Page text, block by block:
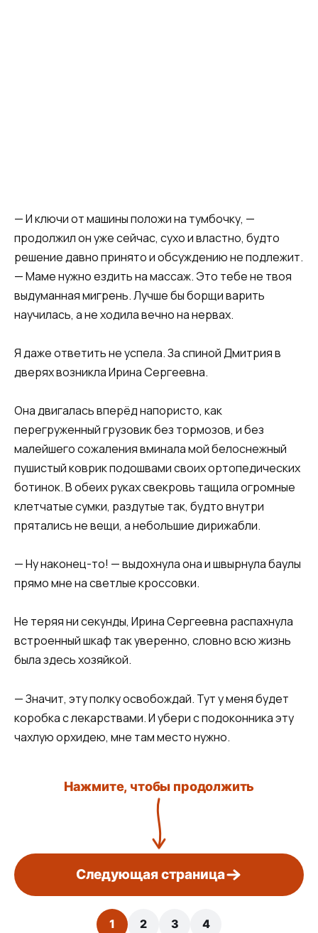
— И ключи от машины положи на тумбочку, —
продолжил он уже сейчас, сухо и властно, будто
решение давно принято и обсуждению не подлежит.
— Маме нужно ездить на массаж. Это тебе не твоя
выдуманная мигрень. Лучше бы борщи варить
научилась, а не ходила вечно на нервах.
Я даже ответить не успела. За спиной Дмитрия в
дверях возникла Ирина Сергеевна.
Она двигалась вперёд напористо, как
перегруженный грузовик без тормозов, и без
малейшего сожаления вминала мой белоснежный
пушистый коврик подошвами своих ортопедических
ботинок. В обеих руках свекровь тащила огромные
клетчатые сумки, раздутые так, будто внутри
прятались не вещи, а небольшие дирижабли.
— Ну наконец-то! — выдохнула она и швырнула баулы
прямо мне на светлые кроссовки.
Не теряя ни секунды, Ирина Сергеевна распахнула
встроенный шкаф так уверенно, словно всю жизнь
была здесь хозяйкой.
— Значит, эту полку освобождай. Тут у меня будет
коробка с лекарствами. И убери с подоконника эту
чахлую орхидею, мне там место нужно.
Нажмите, чтобы продолжить
Следующая страница
1 2 3 4